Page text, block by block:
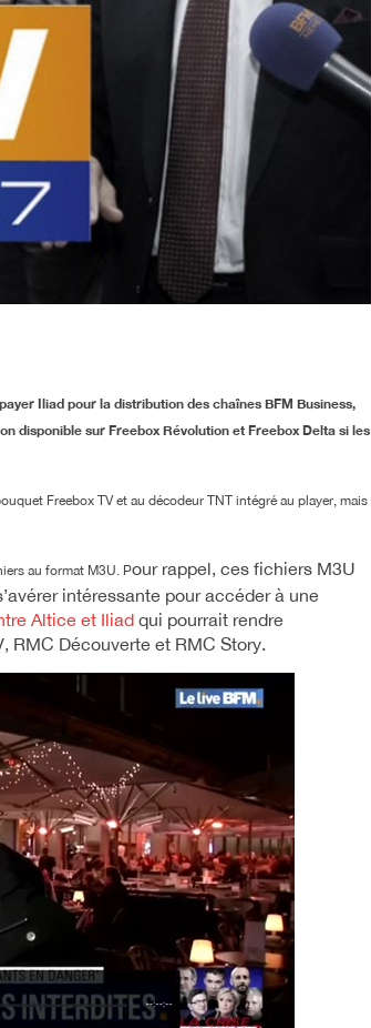
Iliad pour la distribution des chaînes BFM Business,
disponible sur Freebox Révolution et Freebox Delta si les
Freebox TV et au décodeur TNT intégré au player, mais
au format M3U. Pour rappel, ces fichiers M3U
intéressante pour accéder à une
Altice et Iliad qui pourrait rendre
RMC Découverte et RMC Story.